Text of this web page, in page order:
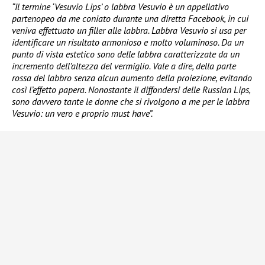
“Il termine ‘Vesuvio Lips’ o labbra Vesuvio è un appellativo
partenopeo da me coniato durante una diretta Facebook, in cui
veniva effettuato un filler alle labbra. Labbra Vesuvio si usa per
identificare un risultato armonioso e molto voluminoso. Da un
punto di vista estetico sono delle labbra caratterizzate da un
incremento dell’altezza del vermiglio. Vale a dire, della parte
rossa del labbro senza alcun aumento della proiezione, evitando
così l’effetto papera. Nonostante il diffondersi delle Russian Lips,
sono davvero tante le donne che si rivolgono a me per le labbra
Vesuvio: un vero e proprio must have”.